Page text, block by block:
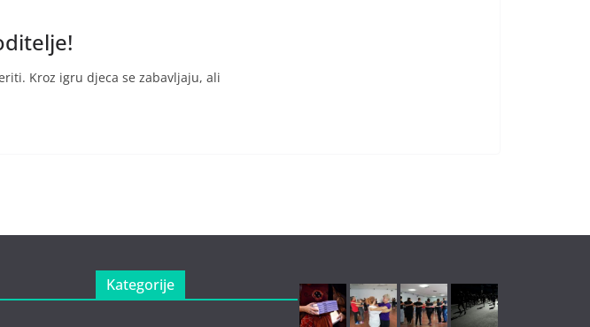
Kroz igru djeca se zabavljaju, ali
Kategorije